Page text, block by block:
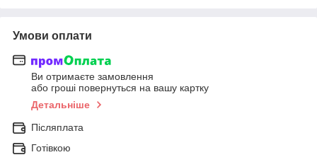
Умови оплати
Ви отримаєте замовлення
або гроші повернуться на вашу картку
Детальніше
Післяплата
Готівкою